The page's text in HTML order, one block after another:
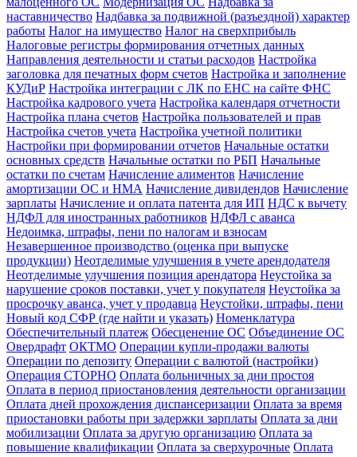
наставничество Надбавка за подвижной (разъездной) характер
работы Налог на имущество Налог на сверхприбыль
Налоговые регистры формирования отчетных данных
Направления деятельности и статьи расходов Настройка
заголовка для печатных форм счетов Настройка и заполнение
КУДиР Настройка интеграции с ЛК по ЕНС на сайте ФНС
Настройка кадрового учета Настройка календаря отчетности
Настройка плана счетов Настройка пользователей и прав
Настройка счетов учета Настройка учетной политики
Настройки при формировании отчетов Начальные остатки
основных средств Начальные остатки по РБП Начальные
остатки по счетам Начисление алиментов Начисление
амортизации ОС и НМА Начисление дивидендов Начисление
зарплаты Начисление и оплата патента для ИП НДС к вычету
НДФЛ для иностранных работников НДФЛ с аванса
Недоимка, штрафы, пени по налогам и взносам
Незавершенное производство (оценка при выпуске
продукции) Неотделимые улучшения в учете арендодателя
Неотделимые улучшения позиция арендатора Неустойка за
нарушение сроков поставки, учет у покупателя Неустойка за
просрочку аванса, учет у продавца Неустойки, штрафы, пени
Новый код СФР (где найти и указать) Номенклатура
Обеспечительный платеж Обесценение ОС Объединение ОС
Овердрафт ОКТМО Операции купли-продажи валюты
Операции по депозиту Операции с валютой (настройки)
Операция СТОРНО Оплата больничных за дни простоя
Оплата в период приостановления деятельности организации
Оплата дней прохождения диспансеризации Оплата за время
приостановки работы при задержки зарплаты Оплата за дни
мобилизации Оплата за другую организацию Оплата за
повышение квалификации Оплата за сверхурочные Оплата